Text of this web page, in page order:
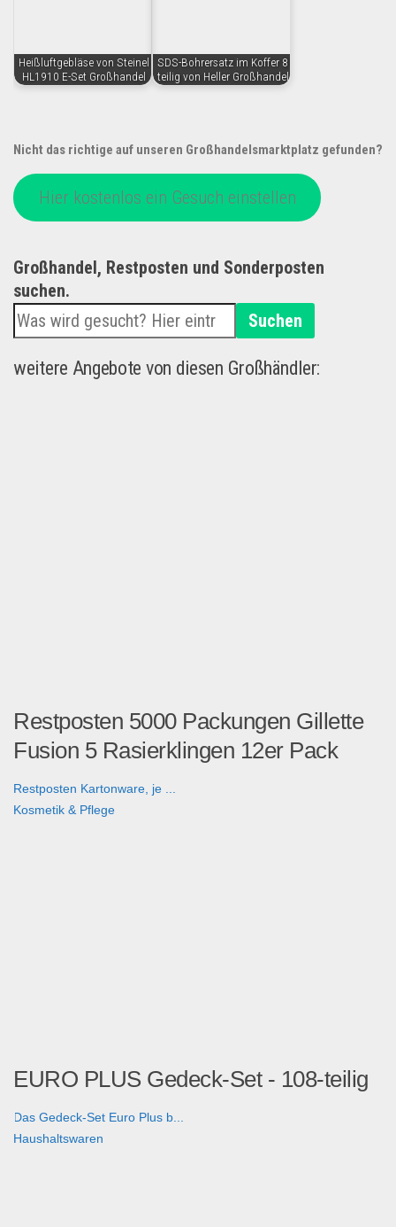
Heißluftgebläse von Steinel
HL1910 E-Set Großhandel
SDS-Bohrersatz im Koffer 8
teilig von Heller Großhandel
Nicht das richtige auf unseren Großhandelsmarktplatz gefunden?
Hier kostenlos ein Gesuch einstellen
Großhandel, Restposten und Sonderposten
suchen.
Suchen
weitere Angebote von diesen Großhändler:
Restposten 5000 Packungen Gillette
Fusion 5 Rasierklingen 12er Pack
Restposten Kartonware, je ...
Kosmetik & Pflege
EURO PLUS Gedeck-Set - 108-teilig
Das Gedeck-Set Euro Plus b...
Haushaltswaren